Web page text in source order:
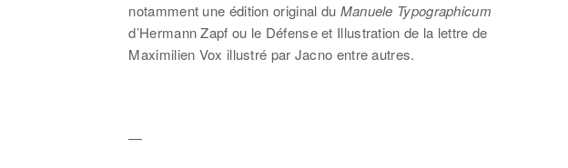
notamment une édition original du Manuele Typographicum
d’Hermann Zapf ou le Défense et Illustration de la lettre de
Maximilien Vox illustré par Jacno entre autres.
—